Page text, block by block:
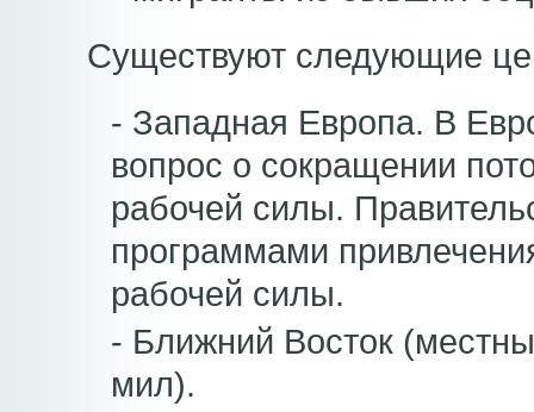
Существуют следующие
- Западная Европа. В
вопрос о сокращении
рабочей силы.
программами
рабочей силы.
- Ближний Восток
мил).